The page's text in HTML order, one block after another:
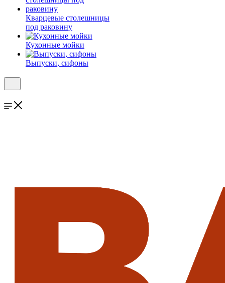
Кварцевые столешницы
под раковину
Кухонные мойки
Выпуски, сифоны